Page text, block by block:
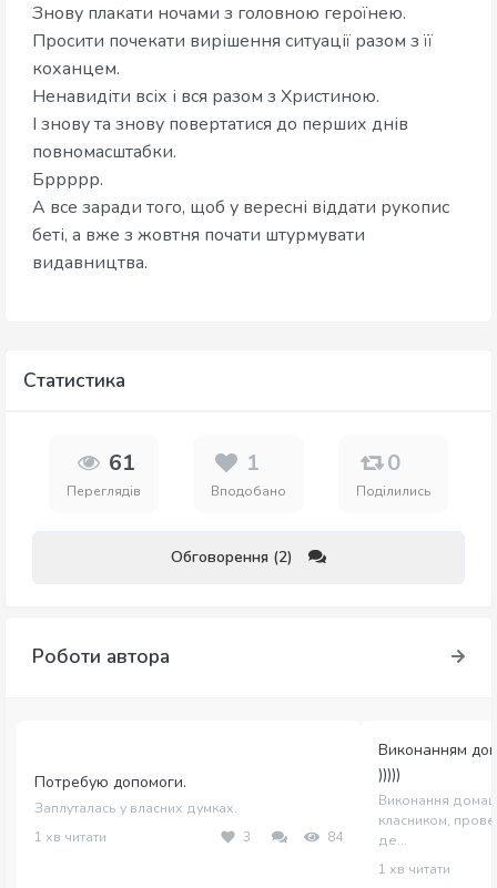
Знову плакати ночами з головною героїнею.
Просити почекати вирішення ситуації разом з її
коханцем.
Ненавидіти всіх і вся разом з Христиною.
І знову та знову повертатися до перших днів
повномасштабки.
Бррррр.
А все заради того, щоб у вересні віддати рукопис
беті, а вже з жовтня почати штурмувати
видавництва.
Статистика
61
Переглядів
1
Вподобано
0
Поділились
Обговорення (2)
Роботи автора
Потребую допомоги.
Заплуталась у власних думках.
1 хв читати
3 84
Виконанням
)))))
Виконання
класником,
де...
1 хв читати